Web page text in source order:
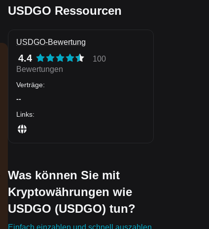
USDGO Ressourcen
USDGO-Bewertung
4.4
100
Bewertungen
Verträge:
--
Links:
Was können Sie mit
Kryptowährungen wie
USDGO (USDGO) tun?
Einfach einzahlen und schnell auszahlen